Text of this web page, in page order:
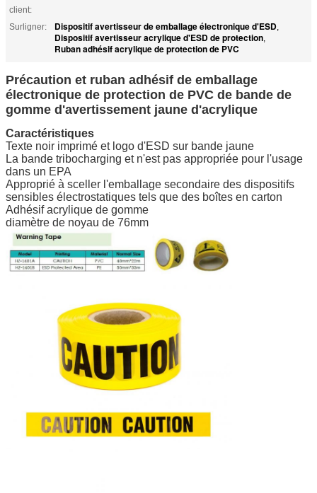
client:
Surligner: Dispositif avertisseur de emballage électronique d'ESD,
Dispositif avertisseur acrylique d'ESD de protection,
Ruban adhésif acrylique de protection de PVC
Précaution et ruban adhésif de emballage
électronique de protection de PVC de bande de
gomme d'avertissement jaune d'acrylique
Caractéristiques
Texte noir imprimé et logo d'ESD sur bande jaune
La bande tribocharging et n'est pas appropriée pour l'usage
dans un EPA
Approprié à sceller l'emballage secondaire des dispositifs
sensibles électrostatiques tels que des boîtes en carton
Adhésif acrylique de gomme
diamètre de noyau de 76mm